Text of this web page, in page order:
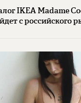
IKEA Madame
с российского